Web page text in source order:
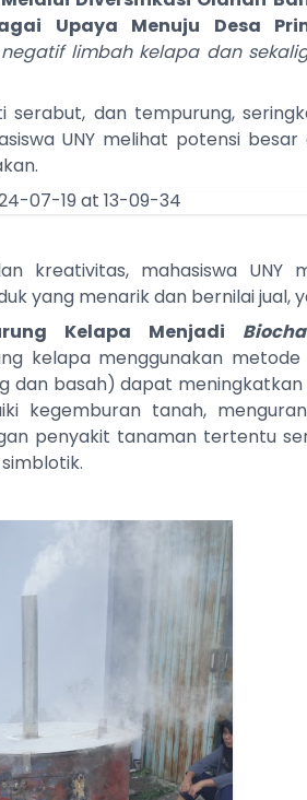
Upaya Menuju Desa
limbah kelapa dan
serabut, dan tempurung,
UNY melihat potensi
kreativitas, mahasiswa UNY
yang menarik dan bernilai jual,
Kelapa Menjadi
kelapa menggunakan
dan basah) dapat
kegemburan tanah,
penyakit tanaman tertentu